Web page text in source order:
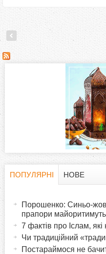
С
о
р
ПОПУЛЯРНІ
НОВЕ
Порошенко: Синьо-
прапори
7 фактів про Іслам, які
Чи традиційний
Постараймося не